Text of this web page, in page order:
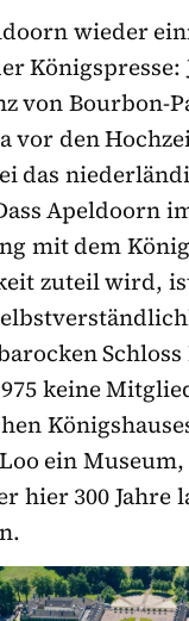
wieder
Königspresse:
von Bourbon-
vor den
das
Apeldoorn
mit dem
zuteil wird,
Schloss
keine
ein Museum,
hier 300 Jahre